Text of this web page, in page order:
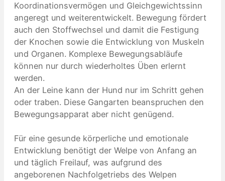
Koordinationsvermögen und Gleichgewichtssinn
angeregt und weiterentwickelt. Bewegung fördert
auch den Stoffwechsel und damit die Festigung
der Knochen sowie die Entwicklung von Muskeln
und Organen. Komplexe Bewegungsabläufe
können nur durch wiederholtes Üben erlernt
werden.
An der Leine kann der Hund nur im Schritt gehen
oder traben. Diese Gangarten beanspruchen den
Bewegungsapparat aber nicht genügend.
Für eine gesunde körperliche und emotionale
Entwicklung benötigt der Welpe von Anfang an
und täglich Freilauf, was aufgrund des
angeborenen Nachfolgetriebs des Welpen